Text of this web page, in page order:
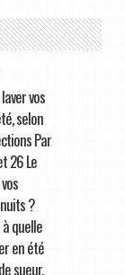
vos
selon
Par
26 Le
?
quelle
en été
sueur,